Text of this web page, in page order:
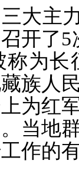
大主
开了
为
族人
为红
当地
作的